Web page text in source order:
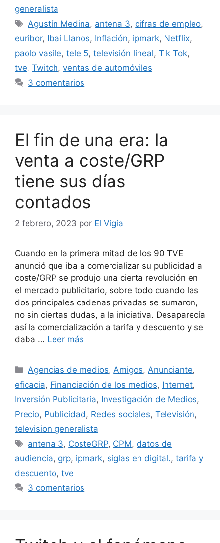
generalista
Etiquetas
Agustín Medina, antena 3, cifras de empleo,
euribor, Ibai Llanos, Inflación, ipmark, Netflix,
paolo vasile, tele 5, televisión lineal, Tik Tok,
tve, Twitch, ventas de automóviles
3 comentarios
El fin de una era: la
venta a coste/GRP
tiene sus días
contados
2 febrero, 2023 por El Vigia
Cuando en la primera mitad de los 90 TVE
anunció que iba a comercializar su publicidad a
coste/GRP se produjo una cierta revolución en
el mercado publicitario, sobre todo cuando las
dos principales cadenas privadas se sumaron,
no sin ciertas dudas, a la iniciativa. Desaparecía
así la comercialización a tarifa y descuento y se
daba … Leer más
Categorías
Agencias de medios,Amigos,Anunciante,
eficacia, Financiación de los medios, Internet,
Inversión Publicitaria, Investigación de Medios,
Precio, Publicidad, Redes sociales, Televisión,
television generalista
Etiquetas
antena 3, CosteGRP, CPM, datos de
audiencia, grp, ipmark, siglas en digital., tarifa y
descuento, tve
3 comentarios